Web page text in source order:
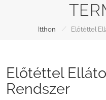
Itthon / Előtéttel
Előtéttel
Rendszer